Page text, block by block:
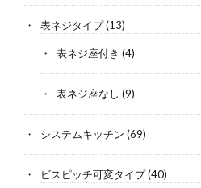
表ネジタイプ(13)
表ネジ座付き (4)
表ネジ座なし (9)
システムキッチン (69)
ビスピッチ可変タイプ(40)